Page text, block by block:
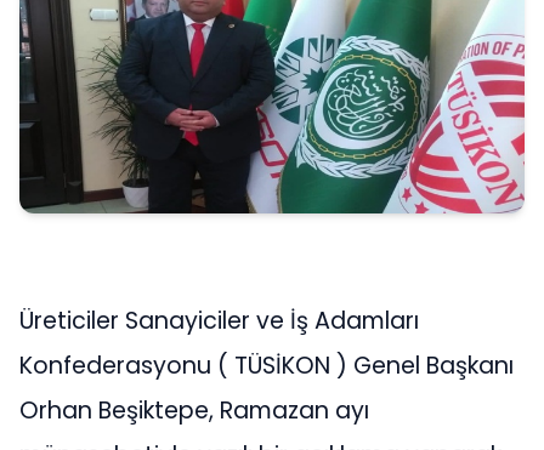
Üreticiler Sanayiciler ve İş Adamları
Konfederasyonu ( TÜSİKON ) Genel Başkanı
Orhan Beşiktepe, Ramazan ayı